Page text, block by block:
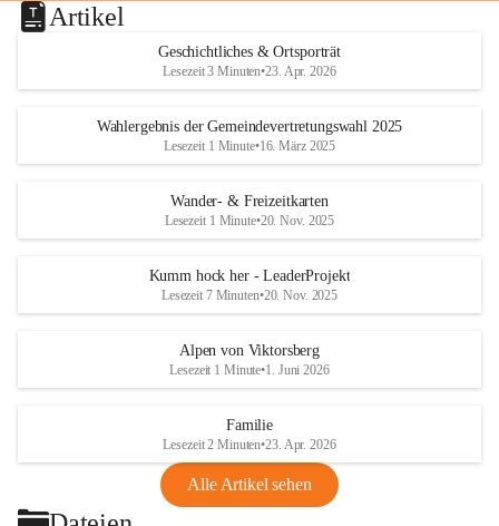
Artikel
Geschichtliches & Ortsporträt
Lesezeit 3 Minuten•23. Apr. 2026
Wahlergebnis der Gemeindevertretungswahl 2025
Lesezeit 1 Minute•16. März 2025
Wander- & Freizeitkarten
Lesezeit 1 Minute•20. Nov. 2025
Kumm hock her - LeaderProjekt
Lesezeit 7 Minuten•20. Nov. 2025
Alpen von Viktorsberg
Lesezeit 1 Minute•1. Juni 2026
Familie
Lesezeit 2 Minuten•23. Apr. 2026
Alle Artikel sehen